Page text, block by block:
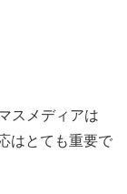
スメディアは
はとても重要で